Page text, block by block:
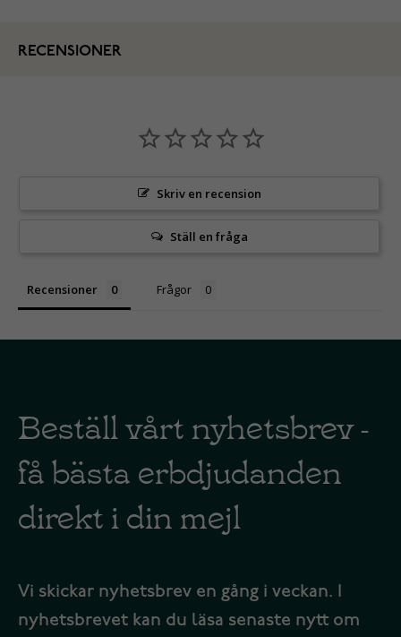
RECENSIONER
Skriv en recension
Ställ en fråga
Recensioner Frågor
Beställ vårt nyhetsbrev -
få bästa erbdjudanden
direkt i din mejl
Vi skickar nyhetsbrev en gång i veckan. I
nyhetsbrevet kan du läsa senaste nytt om